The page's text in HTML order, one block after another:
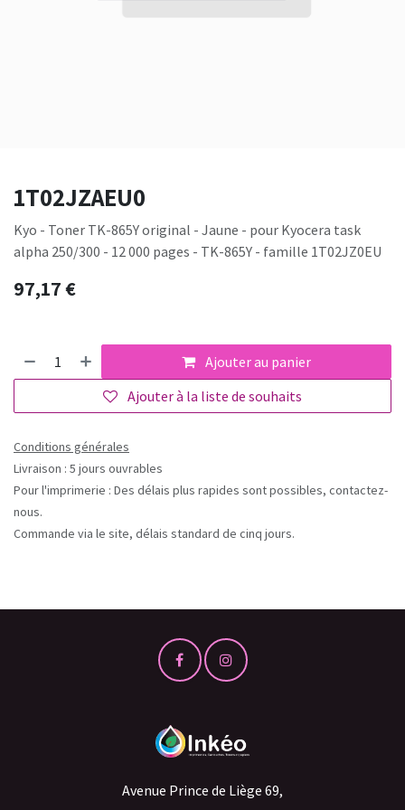
1T02JZAEU0
Kyo - Toner TK-865Y original - Jaune - pour Kyocera task
alpha 250/300 - 12 000 pages - TK-865Y - famille 1T02JZ0EU
97,17€
Ajouter au panier
Ajouter à la liste de souhaits
Conditions générales
Livraison : 5 jours ouvrables
Pour l'imprimerie : Des délais plus rapides sont possibles, contactez-
nous.
Commande via le site, délais standard de cinq jours.
Avenue Prince de Liège 69,